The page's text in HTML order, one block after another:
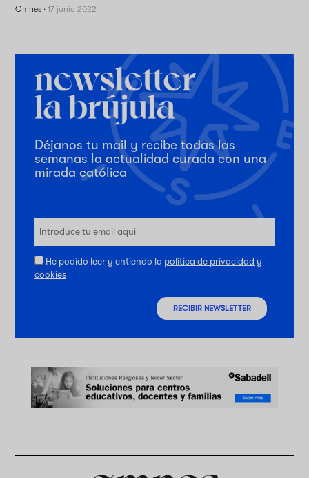
Omnes ·17 junio 2022
Déjanos tu mail y recibe todas las
semanas la actualidad curada con una
mirada católica
He podido leer y entiendo la política de privacidad y
cookies
RECIBIR NEWSLETTER